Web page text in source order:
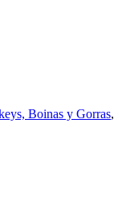
Boinas y Gorras,